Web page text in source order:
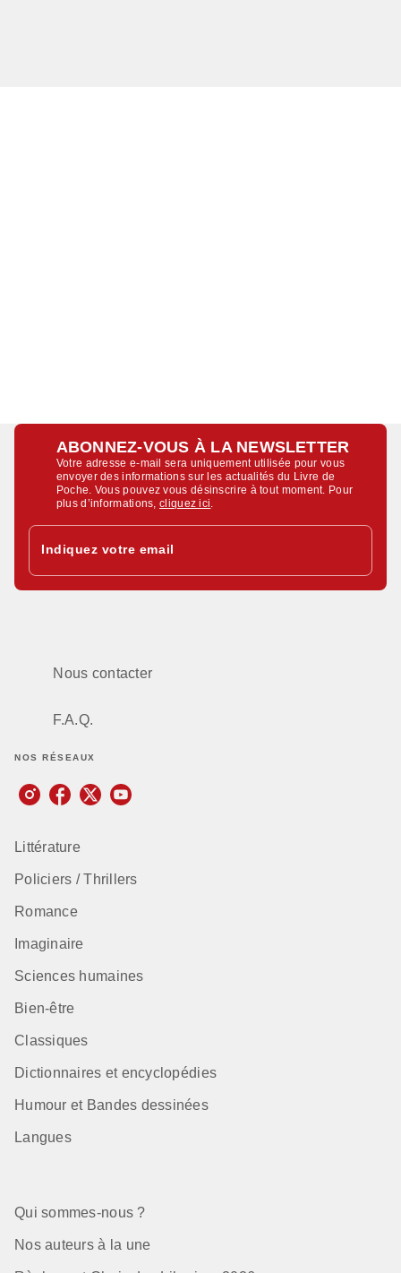
ABONNEZ-VOUS À LA NEWSLETTER
Votre adresse e-mail sera uniquement utilisée pour vous
envoyer des informations sur les actualités du Livre de
Poche. Vous pouvez vous désinscrire à tout moment. Pour
plus d’informations,cliquez ici
Indiquez votre email
Nous contacter
F.A.Q.
NOS RÉSEAUX
Littérature
Policiers / Thrillers
Romance
Imaginaire
Sciences humaines
Bien-être
Classiques
Dictionnaires et encyclopédies
Humour et Bandes dessinées
Langues
Qui sommes-nous ?
Nos auteurs à la une